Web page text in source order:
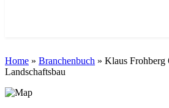
Home » Branchenbuch » Klaus Frohberg
Landschaftsbau